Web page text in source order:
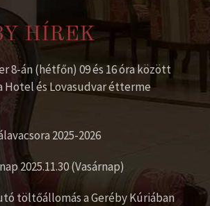
HÍREK
8-án (hétfőn) 09 és 16 óra között
Hotel és Lovasudvar étterme
2025-2026
2025.11.30 (Vasárnap)
töltőállomás a Geréby Kúriában